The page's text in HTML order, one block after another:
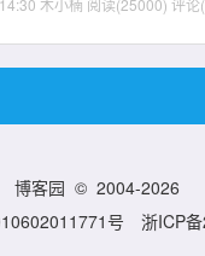
木小楠 阅读(25000) 评论
博客园 © 2004-2026
号
浙ICP